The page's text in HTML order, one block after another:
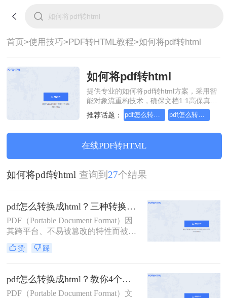
首页>使用技巧>PDF转HTML教程>如何将pdf转html
如何将pdf转html
提供专业的如何将pdf转html方案，采用智
能对象流重构技术，确保文档1:1高保真还
原且排版不乱码。支持一键批量处理，全
链路 SSL 加密保障隐私安全。助您快速实
公。
推荐话题： pdf怎么转换成html pdf怎么转换成html文件
在线PDF转HTML
如何将pdf转html 查询到27个结果
pdf怎么转换成html？三种转换方法分享
PDF（Portable Document Format）因
其跨平台、不易被篡改的特性而被广
泛使用，但在某些情况下，我们可能
希望将PDF转换为HTML格式，以便
pdf怎么转换成html呢？本文将介绍三
种将PDF转换为HTML的方法。
赞 踩
pdf怎么转换成html？教你4个转换方法！
PDF（Portable Document Format）文